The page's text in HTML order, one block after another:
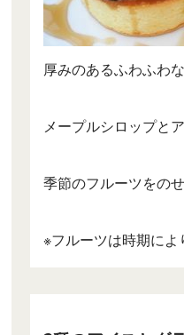
厚みのあるふわふわ
メープルシロップと
季節のフルーツをの
※フルーツは時期に